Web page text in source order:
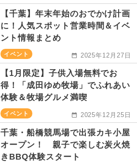
【千葉】年末年始のおでかけ計画
に！人気スポット営業時間＆イベ
ント情報まとめ
イベント 2025年12月27日
【1月限定】子供入場無料でお
得！「成田ゆめ牧場」でふれあい
体験＆牧場グルメ満喫
イベント 2025年12月25日
千葉・船橋競馬場で出張カキ小屋
オープン！ 親子で楽しむ炭火焼
きBBQ体験スタート